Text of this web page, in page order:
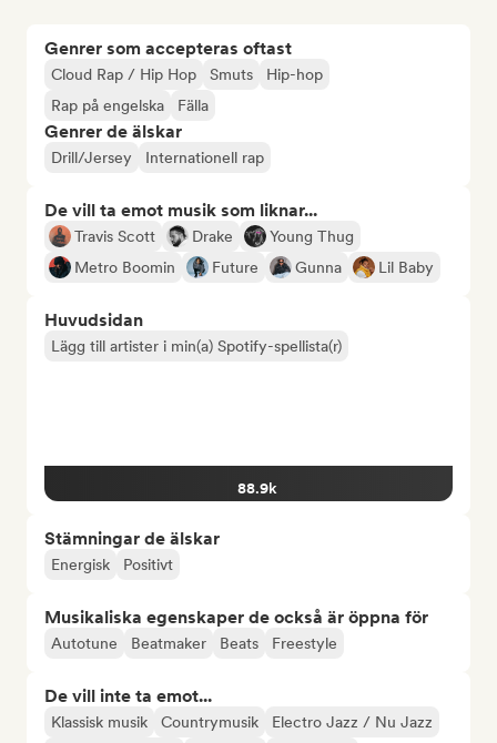
Genrer som accepteras oftast
Cloud Rap / Hip Hop Smuts
Hip-hop
Rap på engelska
Fälla
Genrer de älskar
Drill/Jersey Internationell rap
De vill ta emot musik som liknar...
Travis Scott Drake
Young Thug
Metro Boomin
Future Gunna Lil Baby
Huvudsidan
Lägg till artister i min(a) Spotify-spellista(r)
88.9k
Stämningar de älskar
Energisk Positivt
Musikaliska egenskaper de också är öppna för
Autotune Beatmaker Beats Freestyle
De vill inte ta emot...
Klassisk musik Countrymusik
Electro Jazz / Nu Jazz